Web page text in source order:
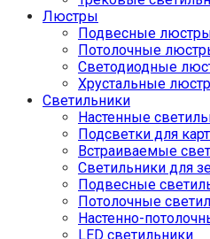
Люстры
Подвесные
Потолочные
Светодиодные
Хрустальные
Светильники
Настенные
Подсветки для
Встраиваемые
Светильники для
Подвесные
Потолочные
Настенно-
LED светильники